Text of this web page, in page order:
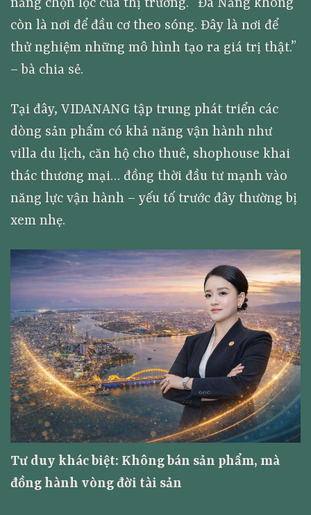
năng chọn lọc của thị trường. “Đà Nẵng không
còn là nơi để đầu cơ theo sóng. Đây là nơi để
thử nghiệm những mô hình tạo ra giá trị thật.”
– bà chia sẻ.
Tại đây, VIDANANG tập trung phát triển các
dòng sản phẩm có khả năng vận hành như
villa du lịch, căn hộ cho thuê, shophouse khai
thác thương mại… đồng thời đầu tư mạnh vào
năng lực vận hành – yếu tố trước đây thường bị
xem nhẹ.
Tư duy khác biệt: Không bán sản phẩm, mà
đồng hành vòng đời tài sản